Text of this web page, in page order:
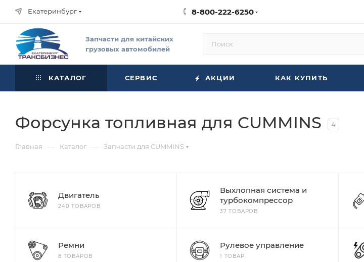
Екатеринбург 8-800-222-6250
Запчасти для китайских
грузовых автомобилей
КАТАЛОГ СЕРВИС АКЦИИ КАК КУПИТЬ
Форсунка топливная для CUMMINS 4
Главная — Каталог — Запчасти для CUMMINS
Двигатель
240 ТОВАРОВ
Выхлопная система и
турбокомпрессор
37 ТОВАРОВ
Ремни
8 ТОВАРОВ
Рулевое управление
1 ТОВАР